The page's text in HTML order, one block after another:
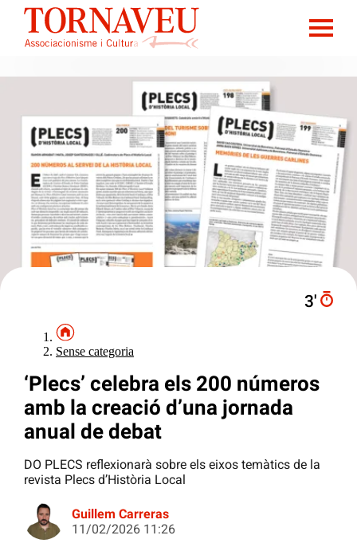
3′
Sense categoria
‘Plecs’ celebra els 200 números
amb la creació d’una jornada
anual de debat
DO PLECS reflexionarà sobre els eixos temàtics de la
revista Plecs d’Història Local
Guillem Carreras
11/02/2026 11:26